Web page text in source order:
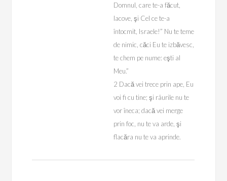
Domnul, care te-a făcut,
Iacove, şi Cel ce te-a
întocmit, Israele!” Nu te teme
de nimic, căci Eu te izbăvesc,
te chem pe nume: eşti al
Meu.”
2 Dacă vei trece prin ape, Eu
voi fi cu tine; şi râurile nu te
vor îneca; dacă vei merge
prin foc, nu te va arde, şi
flacăra nu te va aprinde.